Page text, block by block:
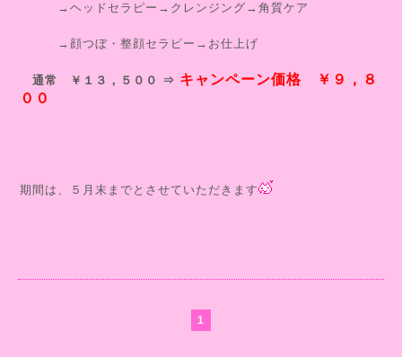
→ヘッドセラピー→クレンジング→角質ケア
→顔つぼ・整顔セラピー→お仕上げ
通常 ￥１３，５００ ⇒ キャンペーン価格 ￥９，８
００
期間は、５月末までとさせていただきます
1